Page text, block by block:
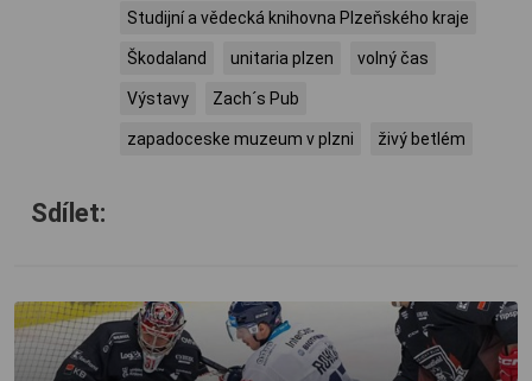
Studijní a vědecká knihovna Plzeňského kraje
Škodaland unitaria plzen volný čas
Výstavy Zach´s Pub
zapadoceske muzeum v plzni živý betlém
Sdílet: